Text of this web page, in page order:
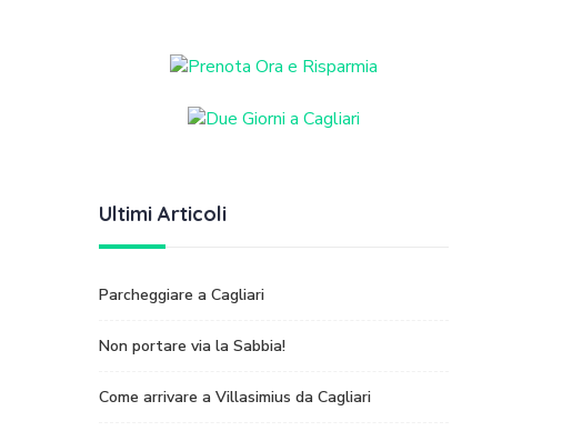
Ultimi Articoli
Parcheggiare a Cagliari
Non portare via la Sabbia!
Come arrivare a Villasimius da Cagliari